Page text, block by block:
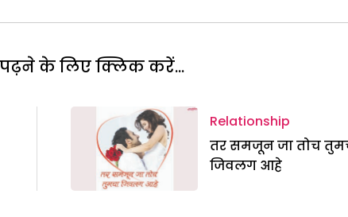
के लिए क्लिक करें...
Relationship
तर समजून जा तोच
जिवलग आहे